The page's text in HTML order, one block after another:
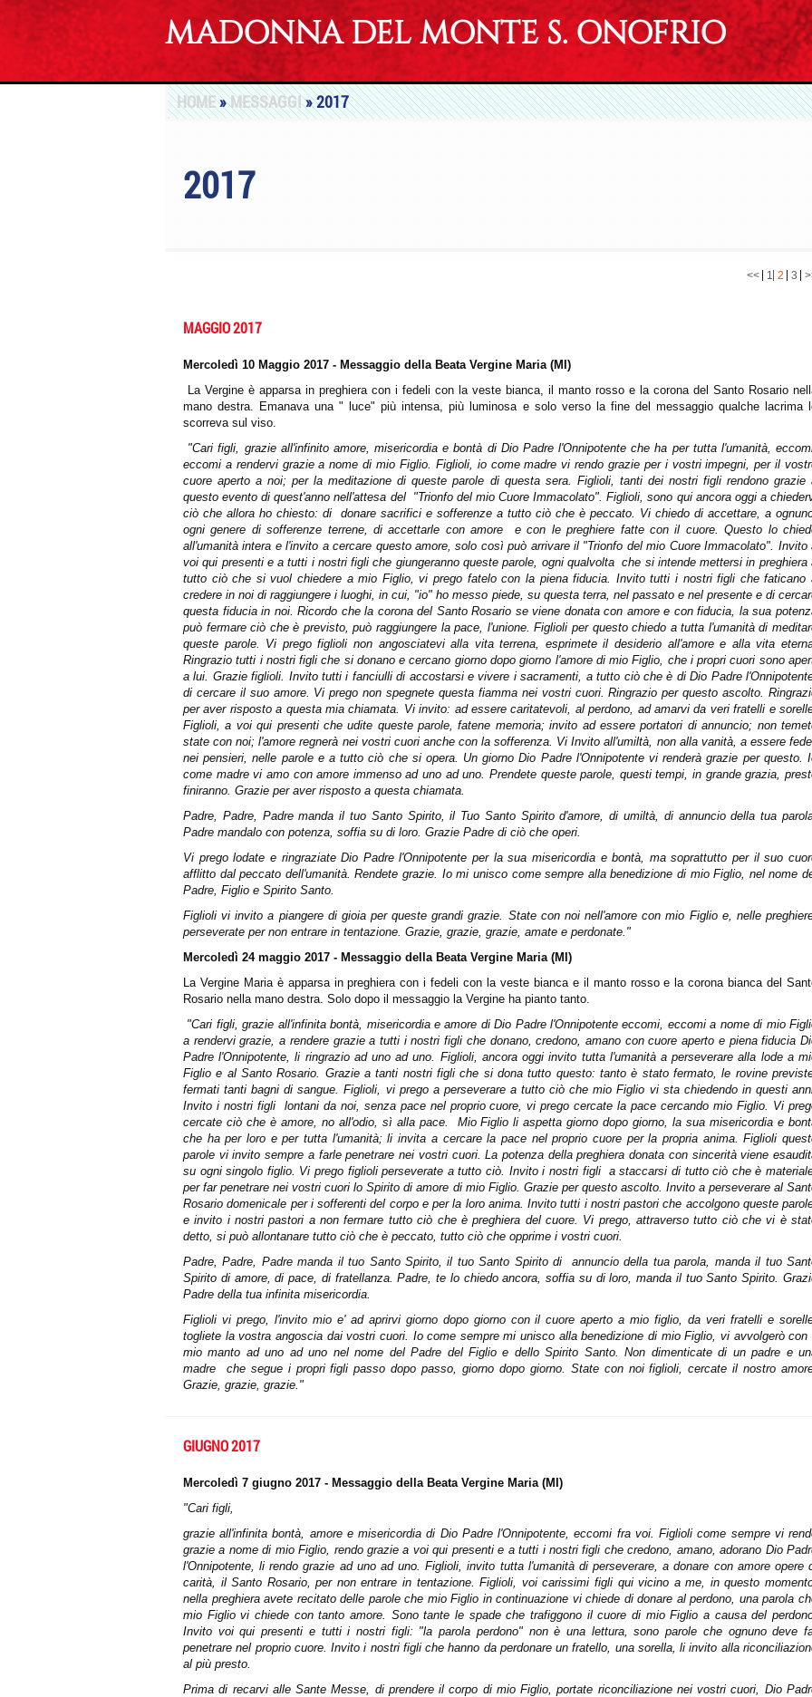
MADONNA DEL MONTE S. ONOFRIO
HOME»MESSAGGI» 2017
2017
<< 1 2 3
MAGGIO 2017
Mercoledì 10 Maggio 2017 - Messaggio della Beata Vergine Maria (MI)
La Vergine è apparsa in preghiera con i fedeli con la veste bianca, il manto rosso e la corona del Santo Rosario
mano destra. Emanava una " luce" più intensa, più luminosa e solo verso la fine del messaggio qualche lacrima
scorreva sul viso.
"Cari figli, grazie all'infinito amore, misericordia e bontà di Dio Padre l'Onnipotente che ha per tutta l'umanità,
eccomi a rendervi grazie a nome di mio Figlio. Figlioli, io come madre vi rendo grazie per i vostri impegni, per il
cuore aperto a noi; per la meditazione di queste parole di questa sera. Figlioli, tanti dei nostri figli rendono grazie
questo evento di quest'anno nell'attesa del
"Trionfo del mio Cuore Immacolato". Figlioli, sono qui ancora oggi a
ciò che allora ho chiesto: di
donare sacrifici e sofferenze a tutto ciò che è peccato. Vi chiedo di accettare, a
ogni genere di sofferenze terrene, di accettarle con amore
e con le preghiere fatte con il cuore. Questo lo
all'umanità intera e l'invito a cercare questo amore, solo così può arrivare il "Trionfo del mio Cuore Immacolato". Invito
voi qui presenti e a tutti i nostri figli che giungeranno queste parole, ogni qualvolta che si intende mettersi in preghiera
tutto ciò che si vuol chiedere a mio Figlio, vi prego fatelo con la piena fiducia. Invito tutti i nostri figli che faticano
credere in noi di raggiungere i luoghi, in cui, "io" ho messo piede, su questa terra, nel passato e nel presente e di
questa fiducia in noi. Ricordo che la corona del Santo Rosario se viene donata con amore e con fiducia, la sua
può fermare ciò che è previsto, può raggiungere la pace, l'unione. Figlioli per questo chiedo a tutta l'umanità di
queste parole. Vi prego figlioli non angosciatevi alla vita terrena, esprimete il desiderio all'amore e alla vita
Ringrazio tutti i nostri figli che si donano e cercano giorno dopo giorno l'amore di mio Figlio, che i propri cuori sono
a lui. Grazie figlioli. Invito tutti i fanciulli di accostarsi e vivere i sacramenti, a tutto ciò che è di Dio Padre
di cercare il suo amore. Vi prego non spegnete questa fiamma nei vostri cuori. Ringrazio per questo ascolto.
per aver risposto a questa mia chiamata. Vi invito: ad essere caritatevoli, al perdono, ad amarvi da veri fratelli e
Figlioli, a voi qui presenti che udite queste parole, fatene memoria; invito ad essere portatori di annuncio; non
state con noi; l'amore regnerà nei vostri cuori anche con la sofferenza. Vi Invito all'umiltà, non alla vanità, a essere
nei pensieri, nelle parole e a tutto ciò che si opera. Un giorno Dio Padre l'Onnipotente vi renderà grazie per questo.
come madre vi amo con amore immenso ad uno ad uno. Prendete queste parole, questi tempi, in grande grazia,
finiranno. Grazie per aver risposto a questa chiamata.
Padre, Padre, Padre manda il tuo Santo Spirito, il Tuo Santo Spirito d'amore, di umiltà, di annuncio della tua
Padre mandalo con potenza, soffia su di loro. Grazie Padre di ciò che operi.
Vi prego lodate e ringraziate Dio Padre l'Onnipotente per la sua misericordia e bontà, ma soprattutto per il suo
afflitto dal peccato dell'umanità. Rendete grazie. Io mi unisco come sempre alla benedizione di mio Figlio, nel nome
Padre, Figlio e Spirito Santo.
Figlioli vi invito a piangere di gioia per queste grandi grazie. State con noi nell'amore con mio Figlio e, nelle
perseverate per non entrare in tentazione. Grazie, grazie, grazie, amate e perdonate."
Mercoledì 24 maggio 2017 - Messaggio della Beata Vergine Maria (MI)
La Vergine Maria è apparsa in preghiera con i fedeli con la veste bianca e il manto rosso e la corona bianca del
Rosario nella mano destra. Solo dopo il messaggio la Vergine ha pianto tanto.
"Cari figli,grazie all'infinita bontà, misericordia e amore di Dio Padre l'Onnipotente eccomi, eccomi a nome di mio
a rendervi grazie, a rendere grazie a tutti i nostri figli che donano, credono, amano con cuore aperto e piena fiducia
Padre l'Onnipotente, li ringrazio ad uno ad uno. Figlioli, ancora oggi invito tutta l'umanità a perseverare alla lode a
Figlio e al Santo Rosario. Grazie a tanti nostri figli che si dona tutto questo: tanto è stato fermato, le rovine
fermati tanti bagni di sangue. Figlioli, vi prego a perseverare a tutto ciò che mio Figlio vi sta chiedendo in questi
Invito i nostri figli
lontani da noi, senza pace nel proprio cuore, vi prego cercate la pace cercando mio Figlio. Vi
cercate ciò che è amore, no all'odio, sì alla pace.
Mio Figlio li aspetta giorno dopo giorno, la sua misericordia e
che ha per loro e per tutta l'umanità; li invita a cercare la pace nel proprio cuore per la propria anima. Figlioli
parole vi invito sempre a farle penetrare nei vostri cuori. La potenza della preghiera donata con sincerità viene
su ogni singolo figlio. Vi prego figlioli perseverate a tutto ciò. Invito i nostri figli
a staccarsi di tutto ciò che è
per far penetrare nei vostri cuori lo Spirito di amore di mio Figlio. Grazie per questo ascolto. Invito a perseverare al
Rosario domenicale per i sofferenti del corpo e per la loro anima. Invito tutti i nostri pastori che accolgono queste
e invito i nostri pastori a non fermare tutto ciò che è preghiera del cuore. Vi prego, attraverso tutto ciò che vi è
detto, si può allontanare tutto ciò che è peccato, tutto ciò che opprime i vostri cuori.
Padre, Padre, Padre manda il tuo Santo Spirito, il tuo Santo Spirito di
annuncio della tua parola, manda il tuo
Spirito di amore, di pace, di fratellanza. Padre, te lo chiedo ancora, soffia su di loro, manda il tuo Santo Spirito.
Padre della tua infinita misericordia.
Figlioli vi prego, l'invito mio e' ad aprirvi giorno dopo giorno con il cuore aperto a mio figlio, da veri fratelli e
togliete la vostra angoscia dai vostri cuori. Io come sempre mi unisco alla benedizione di mio Figlio, vi avvolgerò con
mio manto ad uno ad uno nel nome del Padre del Figlio e dello Spirito Santo. Non dimenticate di un padre e
madre
che segue i propri figli passo dopo passo, giorno dopo giorno. State con noi figlioli, cercate il nostro
Grazie, grazie, grazie."
GIUGNO 2017
Mercoledì 7 giugno 2017 - Messaggio della Beata Vergine Maria (MI)
"Cari figli,
grazie all'infinita bontà, amore e misericordia di Dio Padre l'Onnipotente, eccomi fra voi. Figlioli come sempre vi
grazie a nome di mio Figlio, rendo grazie a voi qui presenti e a tutti i nostri figli che credono, amano, adorano Dio
l'Onnipotente, li rendo grazie ad uno ad uno. Figlioli, invito tutta l'umanità di perseverare, a donare con amore opere
carità, il Santo Rosario, per non entrare in tentazione. Figlioli, voi carissimi figli qui vicino a me, in questo
nella preghiera avete recitato delle parole che mio Figlio in continuazione vi chiede di donare al perdono, una parola
mio Figlio vi chiede con tanto amore. Sono tante le spade che trafiggono il cuore di mio Figlio a causa del
Invito voi qui presenti e tutti i nostri figli: "la parola perdono" non è una lettura, sono parole che ognuno deve
penetrare nel proprio cuore. Invito i nostri figli che hanno da perdonare un fratello, una sorella, li invito alla
al più presto.
Prima di recarvi alle Sante Messe, di prendere il corpo di mio Figlio, portate riconciliazione nei vostri cuori, Dio